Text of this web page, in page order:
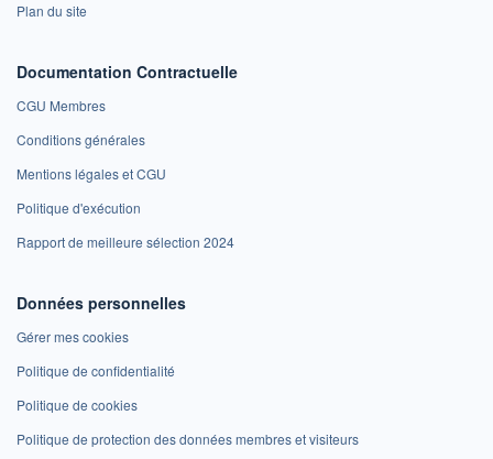
Plan du site
Documentation Contractuelle
CGU Membres
Conditions générales
Mentions légales et CGU
Politique d'exécution
Rapport de meilleure sélection 2024
Données personnelles
Gérer mes cookies
Politique de confidentialité
Politique de cookies
Politique de protection des données membres et visiteurs